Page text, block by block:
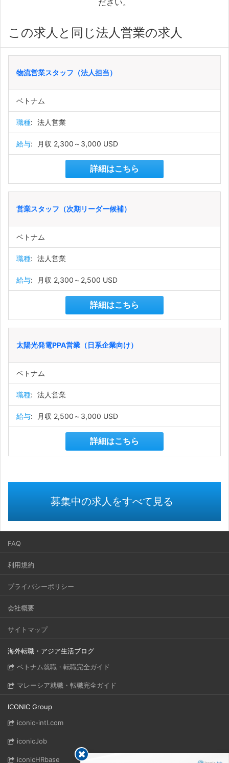
この求人と同じ法人営業の求人
物流営業スタッフ（法人担当）
ベトナム
職種: 法人営業
給与: 月収 2,300～3,000 USD
詳細はこちら
営業スタッフ（次期リーダー候補）
ベトナム
職種: 法人営業
給与: 月収 2,300～2,500 USD
詳細はこちら
太陽光発電PPA営業（日系企業向け）
ベトナム
職種: 法人営業
給与: 月収 2,500～3,000 USD
詳細はこちら
募集中の求人をすべて見る
FAQ
利用規約
プライバシーポリシー
会社概要
サイトマップ
海外転職・アジア生活ブログ
ベトナム就職・転職完全ガイド
マレーシア就職・転職完全ガイド
ICONIC Group
iconic-intl.com
iconicJob
iconicHRbase